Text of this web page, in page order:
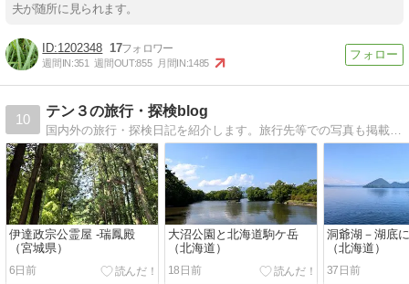
夫が随所に見られます。
1202348 17
週間IN:351 週間OUT:855 月間IN:1485
10
テン３の旅行・探検blog
国内外の旅行・探検日記を紹介します。旅行先等での写真も掲載してます＾＾
伊達政宗公霊屋 -瑞鳳殿
（宮城県）
6日前
大沼公園と北海道駒ケ岳
（北海道）
18日前
洞爺湖－湖底
（北海道）
37日前